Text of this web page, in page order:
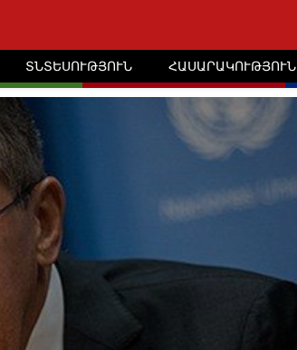
ՏՆՏԵՍՈՒԹՅՈՒՆ ՀԱՍԱՐԱԿՈՒԹՅՈՒՆ